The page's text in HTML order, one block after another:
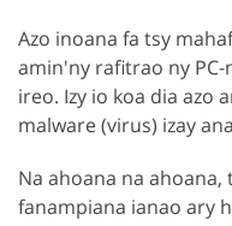
Azo inoana fa tsy
amin'ny rafitrao ny PC-
ireo. Izy io koa dia azo
malware (virus) izay
Na ahoana na
fanampiana ianao ary